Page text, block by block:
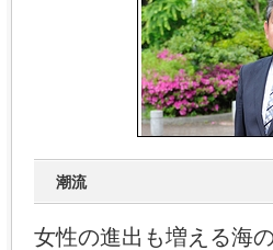
潮流
女性の進出も増える海